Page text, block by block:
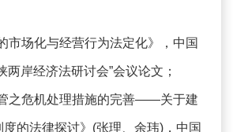
市场化与经营行为法定化》，中国
两岸经济法研讨会”会议论文；
之危机处理措施的完善——关于建
的法律探讨》(张理、余玮)，中国